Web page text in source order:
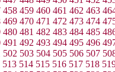
458 459 460 461 462 463
469 470 471 472 473 474
480 481 482 483 484 485
491 492 493 494 495 496
502 503 504 505 506 507
513 514 515 516 517 518